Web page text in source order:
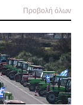
Προβολή όλων